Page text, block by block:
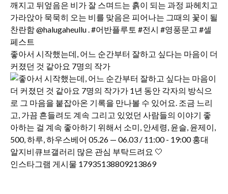
좋아서 시작했는데, 어느 순간부터 잘하고 싶다는 마음이 더
커졌던 것 같아요 7명의 작가
인스타그램 게시물 17935138809213869